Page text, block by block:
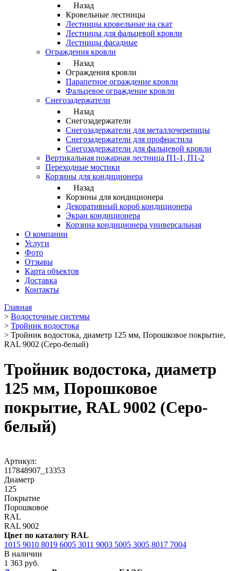
Назад
Кровельные лестницы
Лестницы кровельные на скат
Лестницы для фальцевой кровли
Лестницы фасадные
Ограждения кровли
Назад
Ограждения кровли
Парапетное ограждение кровли
Фальцевое ограждение кровли
Снегозадержатели
Назад
Снегозадержатели
Снегозадержатели для металлочерепицы
Снегозадержатели для профнастила
Снегозадержатели для фальцевой кровли
Вертикальная пожарная лестница П1-1, П1-2
Переходные мостики
Корзины для кондиционера
Назад
Корзины для кондиционера
Декоративный короб кондиционера
Экран кондиционера
Корзина кондиционера универсальная
О компании
Услуги
Фото
Отзывы
Карта объектов
Доставка
Контакты
Главная
> Водосточные системы
> Тройник водостока
> Тройник водостока, диаметр 125 мм, Порошковое покрытие,
RAL 9002 (Серо-белый)
Тройник водостока, диаметр
125 мм, Порошковое
покрытие, RAL 9002 (Серо-
белый)
Артикул:
117848907_13353
Диаметр
125
Покрытие
Порошковое
RAL
RAL 9002
Цвет по каталогу RAL
1015 9010 8019 6005 3011 9003 5005 3005 8017 7004
В наличии
1 363 руб.